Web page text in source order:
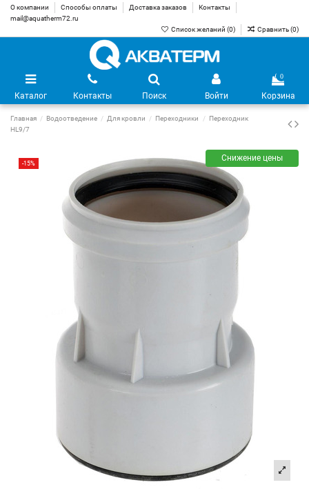
О компании Способы оплаты Доставка заказов
Контакты
mail@aquatherm72.ru
Список желаний (0) Сравнить (0)
Каталог Контакты Поиск Войти
0
Корзина
Главная Водоотведение Для кровли Переходники
Переходник
HL9/7
-15%
Снижение цены